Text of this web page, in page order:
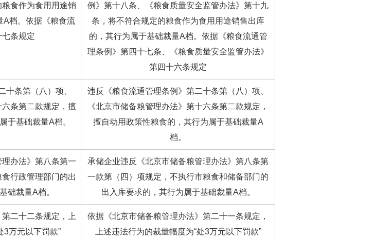
食作为食用用途销
A档。依据《粮食流
条规定
例》第十八条、《粮食质量安全监管办法》第十九
条，将不符合规定的粮食作为食用用途销售出库
的，其行为属于基础裁量A档。依据《粮食流通管
理条例》第四十七条、《粮食质量安全监管办法》
第四十六条规定
十条第（八）项、
六条第二款规定，擅
于基础裁量A档。
违反《粮食流通管理条例》第二十条第（八）项、
《北京市储备粮管理办法》第十六条第二款规定，
擅自动用政策性粮食的，其行为属于基础裁量A
档。
办法》第八条第一
行政管理部门的出
础裁量A档。
承储企业违反《北京市储备粮管理办法》第八条第
一款第（四）项规定，不执行市粮食和储备部门的
出入库要求的，其行为属于基础裁量A档。
二十二条规定，上
3万元以下罚款”
依据《北京市储备粮管理办法》第二十一条规定，
上述违法行为的裁量幅度为“处3万元以下罚款”